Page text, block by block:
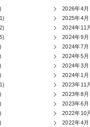
2026年4月
2025年4月
2024年11
2024年9月
2024年7月
2024年5月
2024年3月
2024年1月
2023年11
2023年8月
2023年6月
2022年10
2022年4月